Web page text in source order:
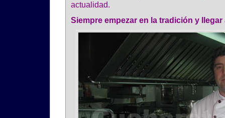
actualidad.
Siempre empezar en la tradición y llegar